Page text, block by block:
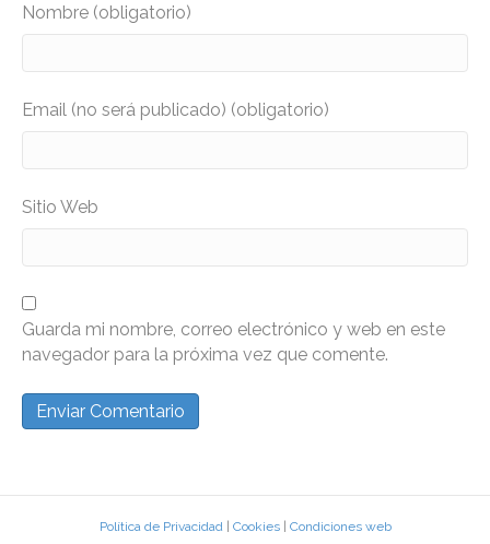
Nombre (obligatorio)
Email (no será publicado) (obligatorio)
Sitio Web
Guarda mi nombre, correo electrónico y web en este
navegador para la próxima vez que comente.
Política de Privacidad| Cookies| Condiciones web